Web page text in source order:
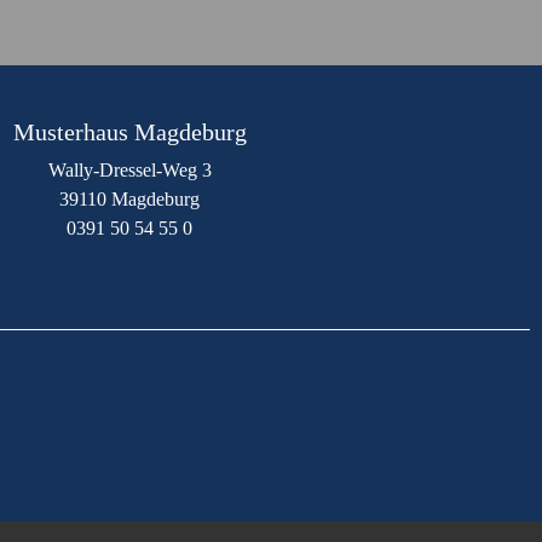
Musterhaus Magdeburg
Wally-Dressel-Weg 3
39110 Magdeburg
0391 50 54 55 0